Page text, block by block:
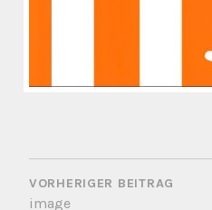
VORHERIGER BEITRAG
image